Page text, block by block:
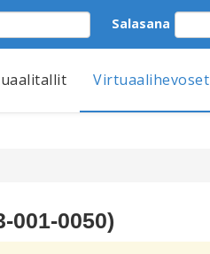
Salasana
Virtuaalihevoset
001-0050)